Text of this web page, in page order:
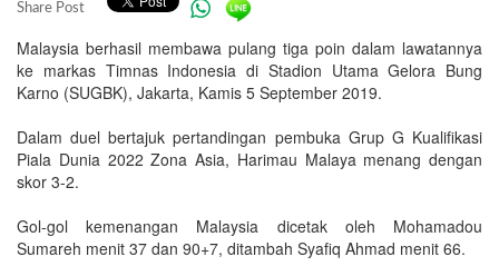
Share Post
Malaysia berhasil membawa pulang tiga poin dalam lawatannya
ke markas Timnas Indonesia di Stadion Utama Gelora Bung
Karno (SUGBK), Jakarta, Kamis 5 September 2019.
Dalam duel bertajuk pertandingan pembuka Grup G Kualifikasi
Piala Dunia 2022 Zona Asia, Harimau Malaya menang dengan
skor 3-2.
Gol-gol kemenangan Malaysia dicetak oleh Mohamadou
Sumareh menit 37 dan 90+7, ditambah Syafiq Ahmad menit 66.